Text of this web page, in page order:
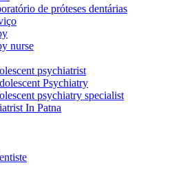
de próteses dentárias
nurse
psychiatrist
Psychiatry
psychiatry specialist
In Patna